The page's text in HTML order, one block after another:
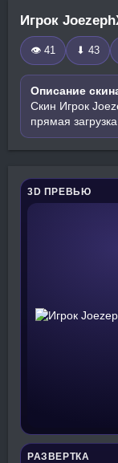
Игрок
👁 41 ⬇ 43
Описание
Скин Игрок
прямая загрузка
3D ПРЕВЬЮ
РАЗВЕРТКА